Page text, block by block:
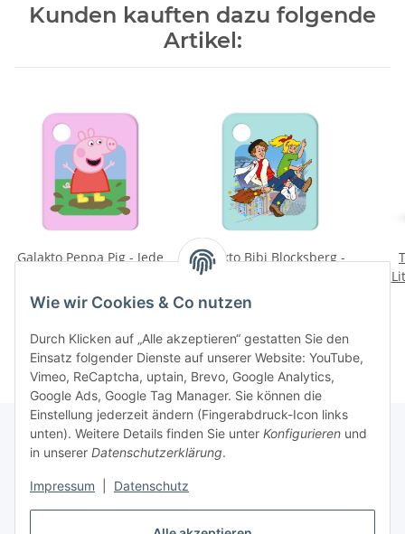
Wie wir Cookies & Co nutzen
Durch Klicken auf „Alle akzeptieren“ gestatten Sie den
Einsatz folgender Dienste auf unserer Website: YouTube,
Vimeo, ReCaptcha, uptain, Brevo, Google Analytics,
Google Ads, Google Tag Manager. Sie können die
Einstellung jederzeit ändern (Fingerabdruck-Icon links
unten). Weitere Details finden Sie unter Konfigurieren und
in unserer Datenschutzerklärung.
Impressum Datenschutz
Kunden kauften dazu folgende
Artikel:
Galakto Peppa Pig - Jede
9,99 € *
Galakto Bibi Blocksberg -
9,99 €